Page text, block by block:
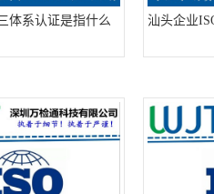
体系认证是指什么 汕头企业